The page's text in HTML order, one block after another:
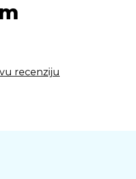
recenziju